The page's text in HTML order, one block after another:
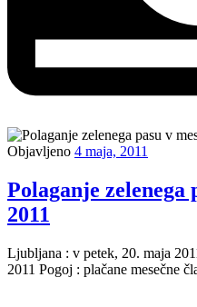
Objavljeno 4 maja, 2011
Polaganje zelenega
2011
Ljubljana : v petek, 20. maja
2011 Pogoj : plačane mesečne